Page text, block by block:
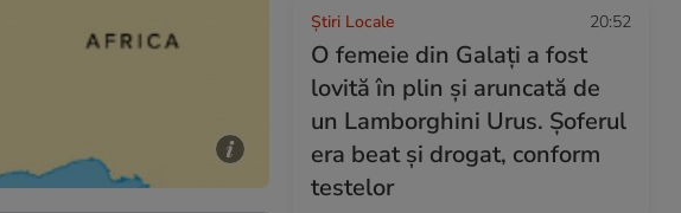
Știri Locale 20:52
O femeie din Galați a fost
lovită în plin și aruncată de
un Lamborghini Urus. Șoferul
era beat și drogat, conform
testelor